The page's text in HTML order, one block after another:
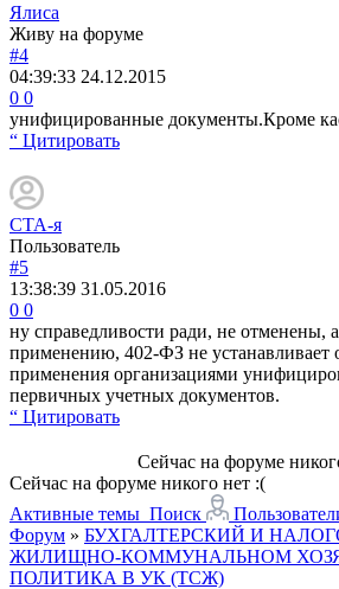
Ялиса
Живу на форуме
#4
04:39:33 24.12.2015
0 0
унифицированные документы.Кроме
“ Цитировать
СТА-я
Пользователь
#5
13:38:39 31.05.2016
0 0
ну справедливости ради, не отменены,
применению, 402-ФЗ не устанавливает
применения организациями
первичных учетных документов.
“ Цитировать
Сейчас на форуме
Сейчас на форуме никого нет :(
Активные темы Поиск
Форум » БУХГАЛТЕРСКИЙ И
ЖИЛИЩНО-КОММУНАЛЬНОМ
ПОЛИТИКА В УК (ТСЖ)